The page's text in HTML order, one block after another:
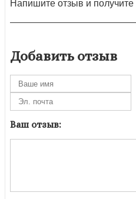
Напишите отзыв и получите
Добавить отзыв
Ваш отзыв: